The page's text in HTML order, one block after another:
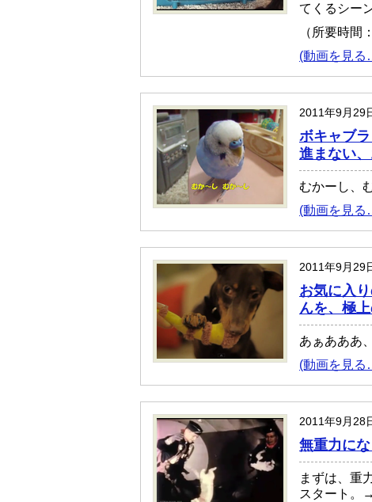
てくるシー
（所要時間
(動画を見
2011年9月29
ボキャブ
進まない
むかーし、
(動画を見
2011年9月29
お気に入
んを、極
あぁあああ
(動画を見
2011年9月28
無重力に
まずは、重
スタート。